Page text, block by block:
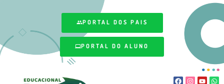
PORTAL DOS PAIS
PORTAL DO ALUNO